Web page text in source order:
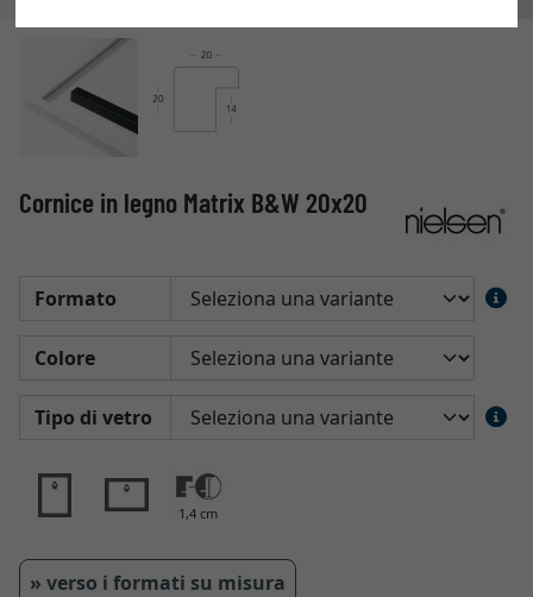
Cornice in legno Matrix B&W 20x20
Formato
Colore
Tipo di vetro
1,4 cm
» verso i formati su misura